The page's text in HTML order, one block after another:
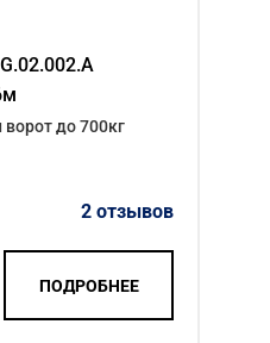
до 700кг
2 отзывов
ПОДРОБНЕЕ